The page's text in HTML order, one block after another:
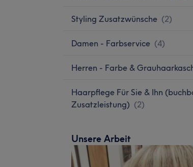
Styling Zusatzwünsche (2)
Damen - Farbservice (4)
Herren - Farbe &
Haarpflege Für Sie & Ihn
Zusatzleistung) (2)
Unsere Arbeit